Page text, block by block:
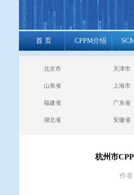
首 页 CPPM介绍
cppm报考常见
问题
北京市 天津市
山东省 上海市
福建省 广东省
湖北省 安徽省
杭州市
作者